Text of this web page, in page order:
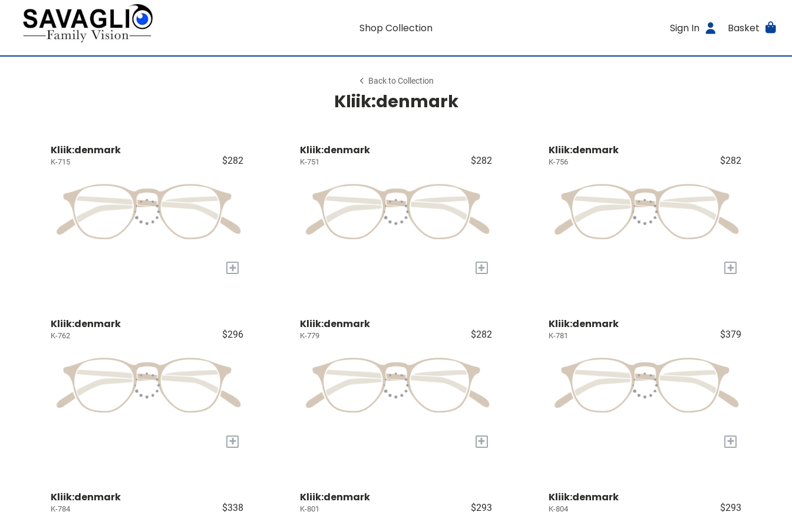
Shop Collection Sign In Basket
Back to Collection
Kliik:denmark
Kliik:denmark
K-715 $282
+
Kliik:denmark
K-751 $282
+
Kliik:denmark
K-756 $282
+
Kliik:denmark
K-762 $296
+
Kliik:denmark
K-779 $282
+
Kliik:denmark
K-781 $379
+
Kliik:denmark
K-784 $338
Kliik:denmark
K-801 $293
Kliik:denmark
K-804 $293